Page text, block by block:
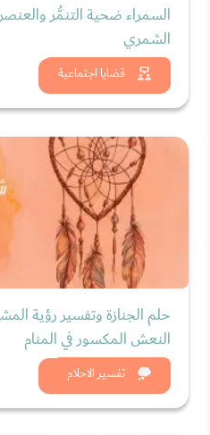
قضايا اجتماعية
السمراء ضحية التنمُّر
الشمري
شاهد الان
تفسير الاحلام
حلم الجنازة وتفسير رؤية
النعش المكسور في المنام
شاهد الان